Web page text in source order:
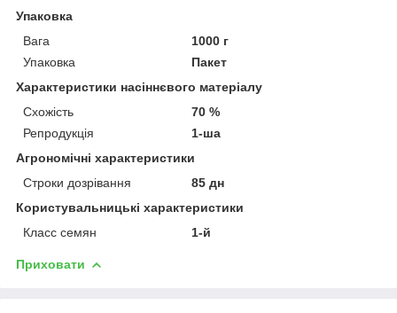
Упаковка
Вага
1000 г
Упаковка
Пакет
Характеристики насіннєвого матеріалу
Схожість
70 %
Репродукція
1-ша
Агрономічні характеристики
Строки дозрівання
85 дн
Користувальницькі характеристики
Класс семян
1-й
Приховати